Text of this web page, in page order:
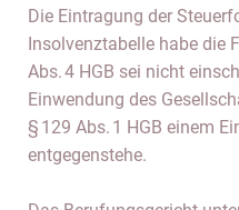
Die Eintragung der
Insolvenztabelle habe die
Abs. 4 HGB sei nicht
Einwendung des
§ 129 Abs. 1 HGB einem
entgegenstehe.